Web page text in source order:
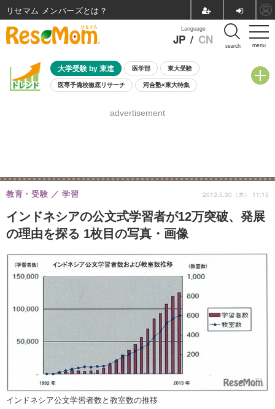
menu
Language
JP / CN search
大学受験 by 東進 医学部 東大受験
医専予備校徹底リサーチ 河合塾×東大特集
8月開催学校説明会・相談会
advertisement
インドネシアの公文式学習者が12万突破、発展
の理由を探る 1枚目の写真・画像
教育・受験 学習 2013.5.30（木） 11:15
インドネシア公文学習者数と教室数の推移
リセマム メンバーズ